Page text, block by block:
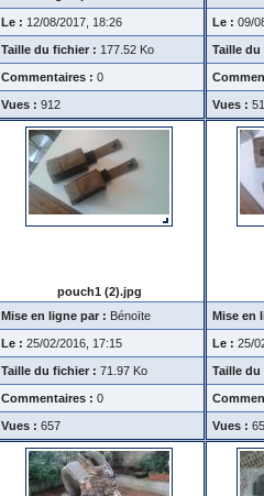
Le : 12/08/2017, 18:26
Taille du fichier : 177.52 Ko
Commentaires : 0
Vues : 912
Le : 09/
Taille
Vues :
pouch1 (2).jpg
Mise en ligne par : Bénoïte
Le : 25/02/2016, 17:15
Taille du fichier : 71.97 Ko
Commentaires : 0
Vues : 657
Mise en
Le : 25/
Taille
Vues :